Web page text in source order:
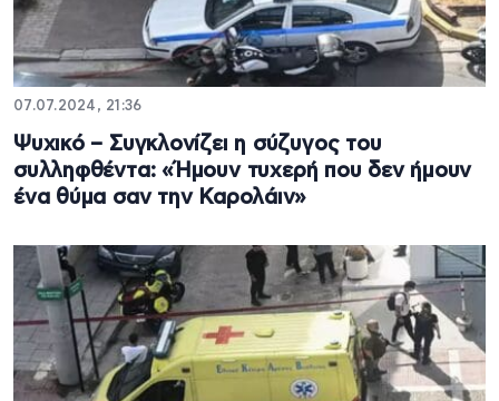
07.07.2024, 21:36
Ψυχικό – Συγκλονίζει η σύζυγος του
συλληφθέντα: «Ήμουν τυχερή που δεν ήμουν
ένα θύμα σαν την Καρολάιν»